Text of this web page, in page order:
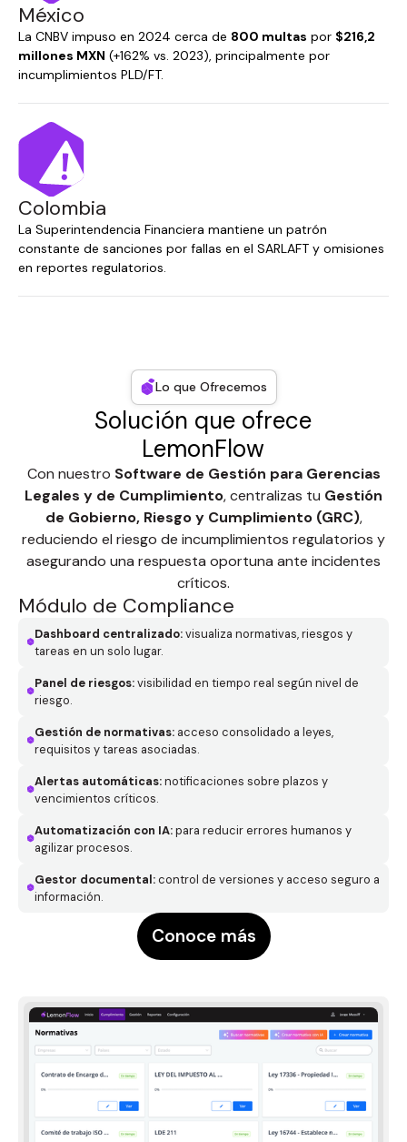
México
La CNBV impuso en 2024 cerca de 800 multas por $216,2
millones MXN (+162% vs. 2023), principalmente por
incumplimientos PLD/FT.
Colombia
La Superintendencia Financiera mantiene un patrón
constante de sanciones por fallas en el SARLAFT y omisiones
en reportes regulatorios.
Lo que Ofrecemos
Solución que ofrece
LemonFlow
Con nuestro Software de Gestión para Gerencias
Legales y de Cumplimiento, centralizas tu Gestión
de Gobierno, Riesgo y Cumplimiento (GRC),
reduciendo el riesgo de incumplimientos regulatorios y
asegurando una respuesta oportuna ante incidentes
críticos.
Módulo de Compliance
Dashboard centralizado:visualiza normativas, riesgos y
tareas en un solo lugar.
Panel de riesgos:visibilidad en tiempo real según nivel de
riesgo.
Gestión de normativas: acceso consolidado a leyes,
requisitos y tareas asociadas.
Alertas automáticas:notificaciones sobre plazos y
vencimientos críticos.
Automatización con IA:para reducir errores humanos y
agilizar procesos.
Gestor documental:control de versiones y acceso seguro a
información.
Conoce más